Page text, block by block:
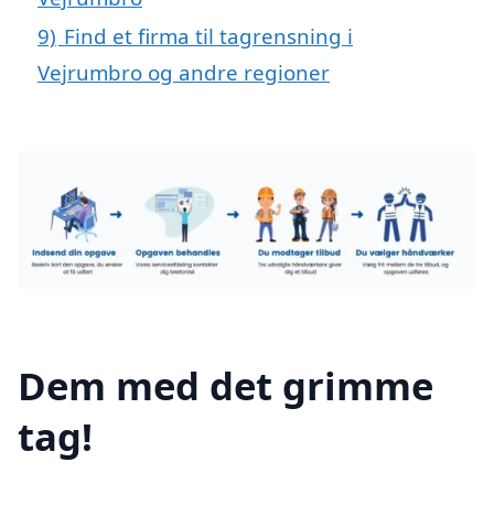
9) Find et firma til tagrensning i
Vejrumbro og andre regioner
Dem med det grimme
tag!